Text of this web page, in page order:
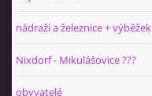
nádraží a železnice + výběžek
Nixdorf - Mikulášovice ???
obyvatelé